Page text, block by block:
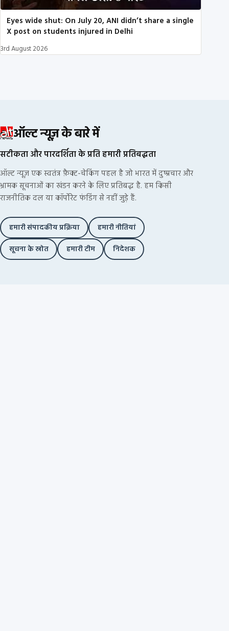
Eyes wide shut: On July 20, ANI didn’t share a single
X post on students injured in Delhi
3rd August 2026
ऑल्ट न्यूज़ के बारे में
सटीकता और पारदर्शिता के प्रति हमारी प्रतिबद्धता
ऑल्ट न्यूज़ एक स्वतंत्र फ़ैक्ट-चेकिंग पहल है जो भारत में दुष्प्रचार और
भ्रामक सूचनाओं का खंडन करने के लिए प्रतिबद्ध है. हम किसी
राजनीतिक दल या कॉर्पोरेट फंडिंग से नहीं जुड़े हैं.
हमारी संपादकीय प्रक्रिया
हमारी नीतियां
सूचना के स्रोत
हमारी टीम निदेशक